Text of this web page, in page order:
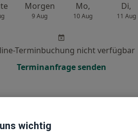
Morgen
9 Aug
Mo,
10 Aug
Di,
11 Aug
Terminbuchung nicht verfügbar
Terminanfrage senden
wichtig